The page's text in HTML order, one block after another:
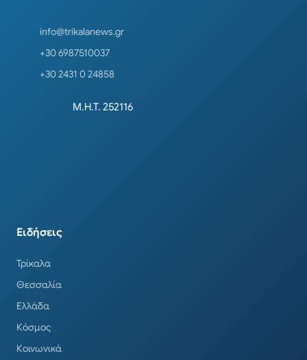
info@trikalanews.gr
+30 6987510037
+30 2431 0 24858
Μ.Η.Τ. 252116
Ειδήσεις
Τρίκαλα
Θεσσαλία
Ελλάδα
Κόσμος
Κοινωνικά